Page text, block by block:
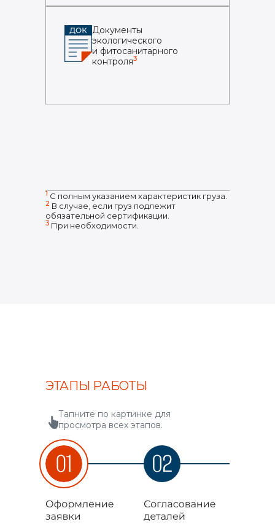
Документы
экологического
и фитосанитарного
контроля3
1 С полным указанием характеристик груза.
2 В случае, если груз подлежит
обязательной сертификации.
3 При необходимости.
Тапните по картинке для
просмотра всех этапов.
ЭТАПЫ РАБОТЫ